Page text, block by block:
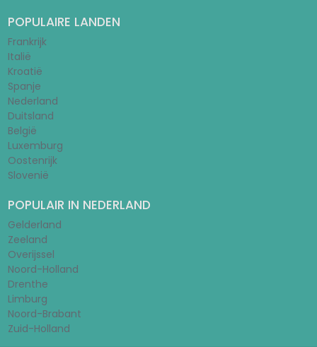
POPULAIRE LANDEN
Frankrijk
Italië
Kroatië
Spanje
Nederland
Duitsland
België
Luxemburg
Oostenrijk
Slovenië
POPULAIR IN NEDERLAND
Gelderland
Zeeland
Overijssel
Noord-Holland
Drenthe
Limburg
Noord-Brabant
Zuid-Holland